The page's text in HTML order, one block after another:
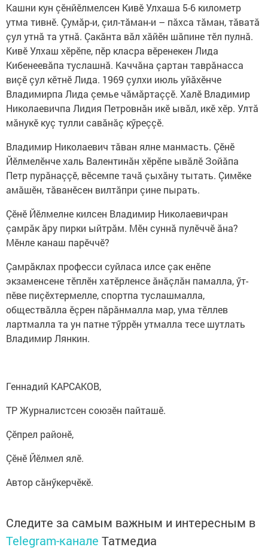
Кашни кун çӗнйӗлмелсен Кивӗ Улхаша 5-6 километр
утма тивнӗ. Çумăр-и, çил-тăман-и – пăхса тăман, тăватă
çул утнă та утнă. Çакăнта вăл хăйӗн шăпине тӗл пулнă.
Кивӗ Улхаш хӗрӗпе, пӗр класра вӗренекен Лида
Кибенеевăпа туслашнă. Каччăна çартан таврăнасса
виçӗ çул кӗтнӗ Лида. 1969 çулхи июль уйăхӗнче
Владимирпа Лида çемье чăмăртаççӗ. Халӗ Владимир
Николаевичпа Лидия Петровнăн икӗ ывăл, икӗ хӗр. Ултă
мăнукӗ куç тулли савăнăç кӳреççӗ.
Владимир Николаевич тăван ялне манмасть. Çӗнӗ
Йӗлмелӗнче халь Валентинăн хӗрӗпе ывăлӗ Зойăпа
Петр пурăнаççӗ, вӗсемпе тачă çыхăну тытать. Çимӗке
амăшӗн, тăванӗсен вилтăпри çине пырать.
Çӗнӗ Йӗлмелне килсен Владимир Николаевичран
çамрăк ăру пирки ыйтрăм. Мӗн суннă пулӗччӗ ăна?
Мӗнле канаш парӗччӗ?
Çамрăклах професси суйласа илсе çак енӗпе
экзаменсене тӗплӗн хатӗрленсе ăнăçлăн памалла, ӳт-
пӗве пиçӗхтермелле, спортпа туслашмалла,
обществăлла ӗçрен пăрăнмалла мар, ума тӗллев
лартмалла та ун патне тӳррӗн утмалла тесе шутлать
Владимир Лянкин.
Геннадий КАРСАКОВ,
ТР Журналистсен союзӗн пайташӗ.
Çӗпрел районӗ,
Çӗнӗ Йӗлмел ялӗ.
Автор сăнӳкерчӗкӗ.
Следите за самым важным и интересным в
Telegram-канале Татмедиа